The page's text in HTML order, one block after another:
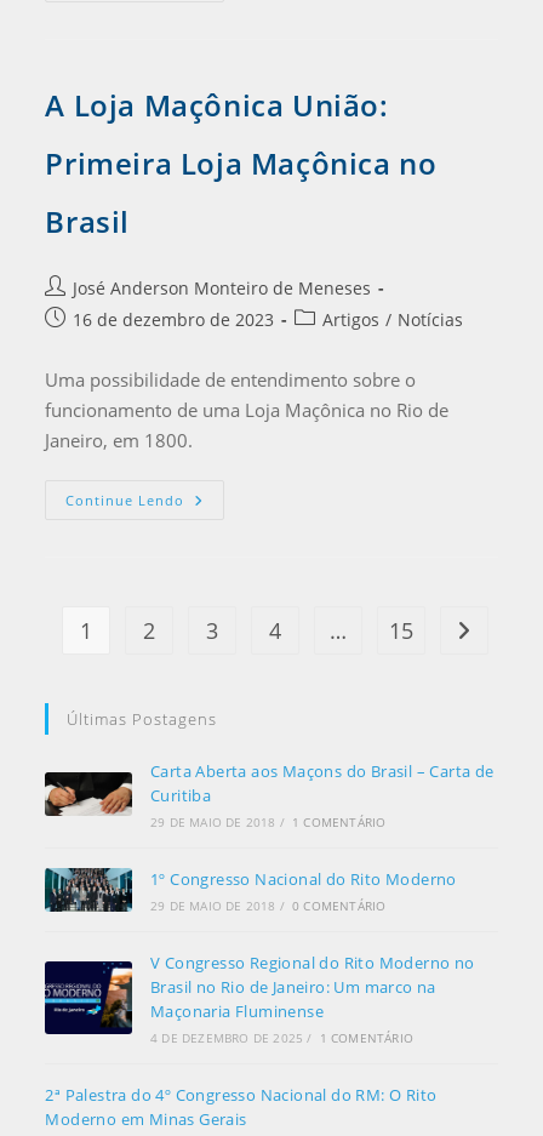
A Loja Maçônica União:
Primeira Loja Maçônica no
Brasil
José Anderson Monteiro de Meneses
16 de dezembro de 2023
Artigos / Notícias
Uma possibilidade de entendimento sobre o
funcionamento de uma Loja Maçônica no Rio de
Janeiro, em 1800.
Continue Lendo
1 2 3 4 … 15 Ir para a
Últimas Postagens
Carta Aberta aos Maçons do Brasil – Carta de
Curitiba
29 DE MAIO DE 2018 / 1 COMENTÁRIO
1º Congresso Nacional do Rito Moderno
29 DE MAIO DE 2018 / 0 COMENTÁRIO
V Congresso Regional do Rito Moderno no
Brasil no Rio de Janeiro: Um marco na
Maçonaria Fluminense
4 DE DEZEMBRO DE 2025 / 1 COMENTÁRIO
2ª Palestra do 4º Congresso Nacional do RM: O Rito
Moderno em Minas Gerais